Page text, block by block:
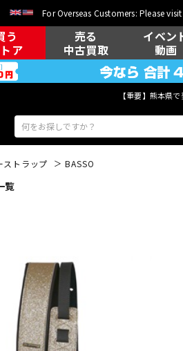
For Overseas Customers: Please
う
ア
売る
中古買取
イベン
動画
【重要】熊本県
アコギ/エレ
電子ピアノ
DTM
ストラップ BASSO
覧